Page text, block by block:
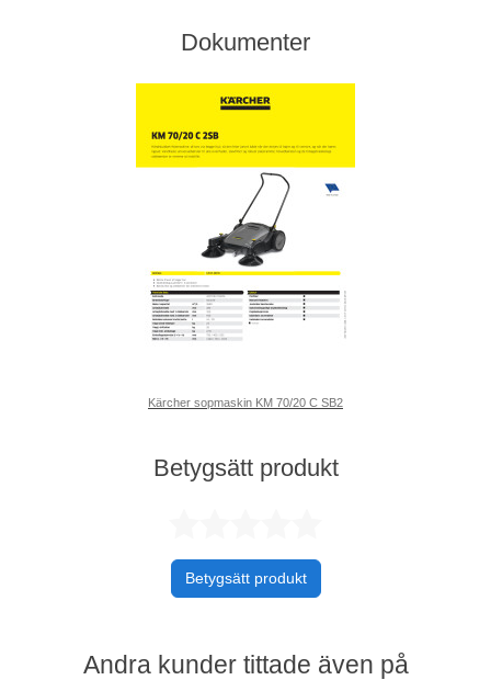
Dokumenter
Kärcher sopmaskin KM 70/20 C SB2
Betygsätt produkt
Betygsätt produkt
Andra kunder tittade även på